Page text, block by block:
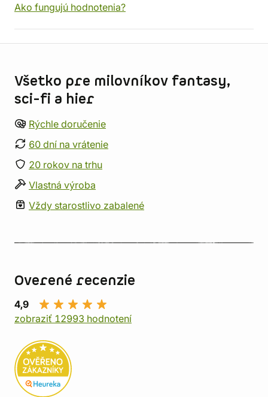
Ako fungujú hodnotenia?
Všetko pre milovníkov fantasy,
sci-fi a hier
Rýchle doručenie
60 dní na vrátenie
20 rokov na trhu
Vlastná výroba
Vždy starostlivo zabalené
Overené recenzie
4,9
zobraziť 12993 hodnotení